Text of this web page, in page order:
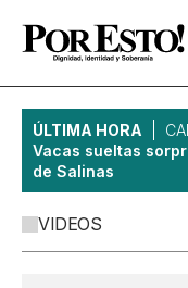
ÚLTIMA HORA
Vacas sueltas
de Salinas
VIDEOS